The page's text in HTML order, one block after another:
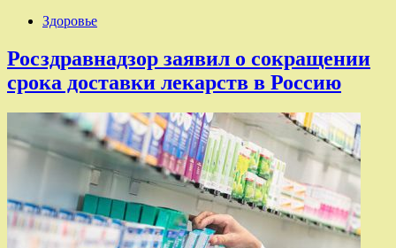
Здоровье
Росздравнадзор заявил о сокращении
срока доставки лекарств в Россию